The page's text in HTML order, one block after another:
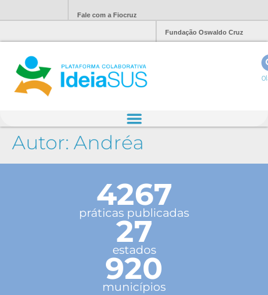
Fale com a Fiocruz
Fundação Oswaldo Cruz
Autor: Andréa
4267
práticas publicadas
27
estados
920
municípios